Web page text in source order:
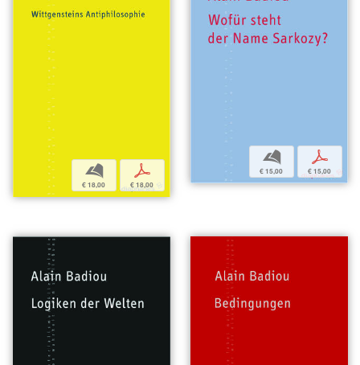
b
€ 18,00
p
€ 18,00
b
€ 15,00
p
€ 15,00